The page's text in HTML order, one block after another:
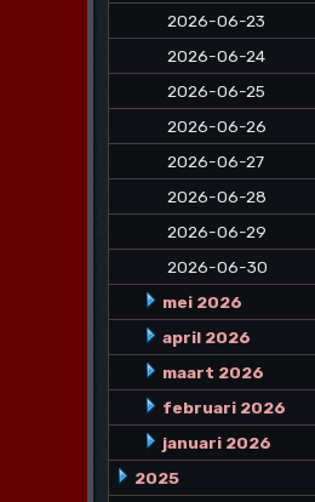
2026-06-23
2026-06-24
2026-06-25
2026-06-26
2026-06-27
2026-06-28
2026-06-29
2026-06-30
mei 2026
april 2026
maart 2026
februari 2026
januari 2026
2025